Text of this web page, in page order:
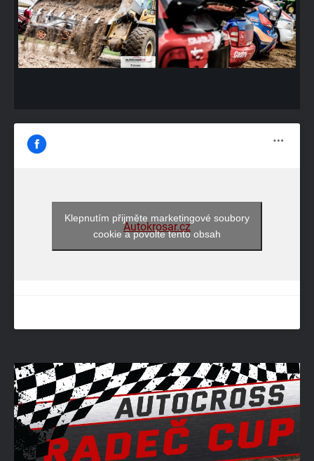
Autokrosar.cz
Klepnutím přijměte marketingové soubory
cookie a povolte tento obsah